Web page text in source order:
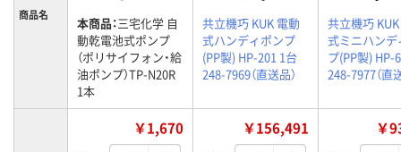
商品名 本商品：三宅化学 自
動乾電池式ポンプ
（ポリサイフォン・給
油ポンプ）TP-N20R
1本
共立機巧 KUK 電動
式ハンディポンプ
(PP製) HP-201 1台
248-7969（直送品）
共立機巧
式ミニハンデ
プ(PP製) HP-
248-7977（直
￥1,670 ￥156,491 ￥